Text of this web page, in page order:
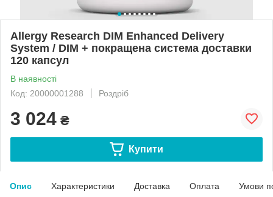
Allergy Research DIM Enhanced Delivery
System / DIM + покращена система доставки
120 капсул
В наявності
Код: 20000001288
Роздріб
3 024 ₴
Купити
Опис Характеристики Доставка Оплата Умови